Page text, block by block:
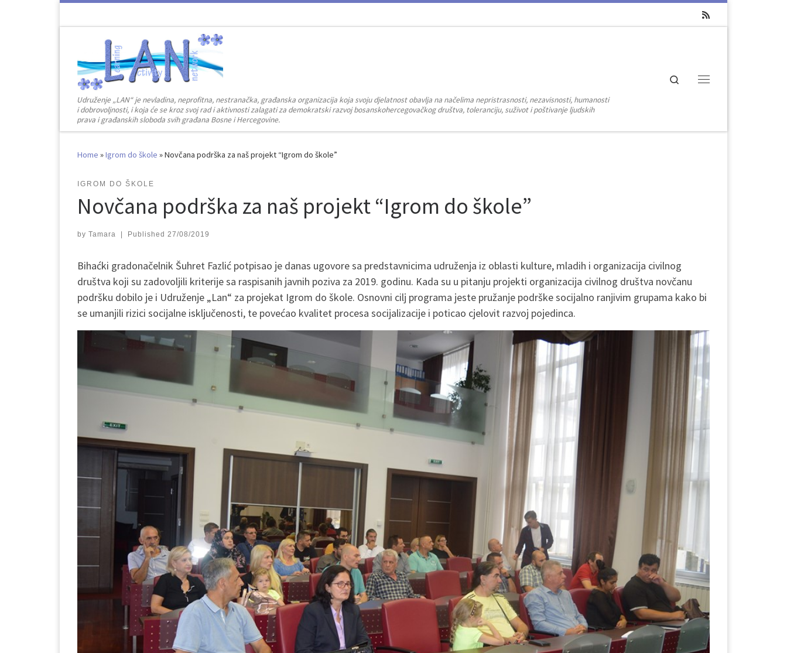
Udruženje „LAN“ je nevladina, neprofitna, nestranačka, građanska organizacija koja svoju djelatnost obavlja na načelima nepristrasnosti, nezavisnosti, humanosti
i dobrovoljnosti, i koja će se kroz svoj rad i aktivnosti zalagati za demokratski razvoj bosanskohercegovačkog društva, toleranciju, suživot i poštivanje ljudskih
prava i građanskih sloboda svih građana Bosne i Hercegovine.
Search
Home »Igrom do škole »Novčana podrška za naš projekt “Igrom do škole”
IGROM DO ŠKOLE
Novčana podrška za naš projekt “Igrom do škole”
by Tamara Published 27/08/2019
Bihaćki gradonačelnik Šuhret Fazlić potpisao je danas ugovore sa predstavnicima udruženja iz oblasti kulture, mladih i organizacija civilnog
društva koji su zadovoljili kriterije sa raspisanih javnih poziva za 2019. godinu. Kada su u pitanju projekti organizacija civilnog društva novčanu
podršku dobilo je i Udruženje „Lan“ za projekat Igrom do škole. Osnovni cilj programa jeste pružanje podrške socijalno ranjivim grupama kako bi
se umanjili rizici socijalne isključenosti, te povećao kvalitet procesa socijalizacije i poticao cjelovit razvoj pojedinca.